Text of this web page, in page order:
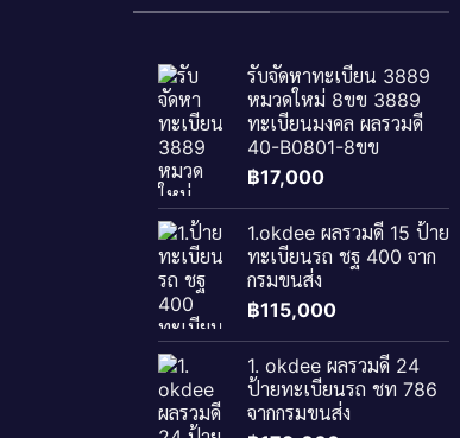
รับจัดหาทะเบียน 3889
หมวดใหม่ 8ขข 3889
ทะเบียนมงคล ผลรวมดี
40-B0801-8ขข
฿17,000
1.okdee ผลรวมดี 15 ป้าย
ทะเบียนรถ ชฐ 400 จาก
กรมขนส่ง
฿115,000
1. okdee ผลรวมดี 24
ป้ายทะเบียนรถ ชท 786
จากกรมขนส่ง